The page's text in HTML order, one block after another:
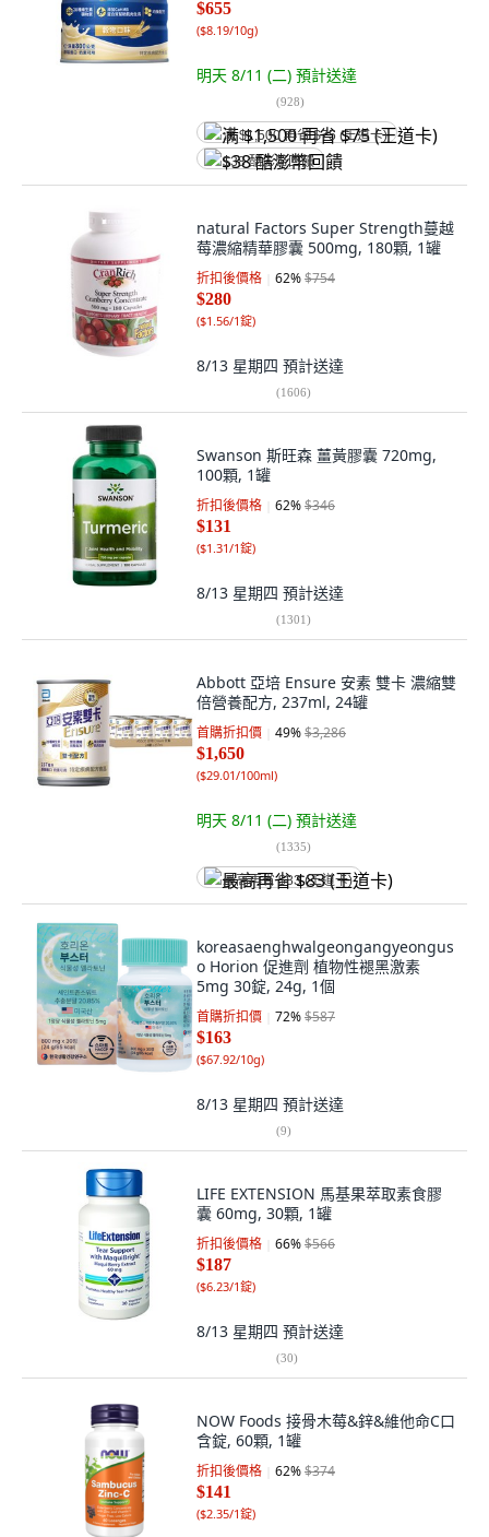
$655
($8.19/10g)
明天 8/11 (二) 預計送達
(928)
满 $1,500 再省 $75 (王道卡)
$38 酷澎幣回饋
natural Factors Super Strength蔓越
莓濃縮精華膠囊 500mg, 180顆, 1罐
折扣後價格 62%$754
$280
($1.56/1錠)
8/13 星期四 預計送達
(1606)
Swanson 斯旺森 薑黃膠囊 720mg,
100顆, 1罐
折扣後價格 62%$346
$131
($1.31/1錠)
8/13 星期四 預計送達
(1301)
Abbott 亞培 Ensure 安素 雙卡 濃縮雙
倍營養配方, 237ml, 24罐
首購折扣價 49%$3,286
$1,650
($29.01/100ml)
明天 8/11 (二) 預計送達
(1335)
最高再省 $83 (王道卡)
koreasaenghwalgeongangyeongus
o Horion 促進劑 植物性褪黑激素
5mg 30錠, 24g, 1個
首購折扣價 72%$587
$163
($67.92/10g)
8/13 星期四 預計送達
(9)
LIFE EXTENSION 馬基果萃取素食膠
囊 60mg, 30顆, 1罐
折扣後價格 66%$566
$187
($6.23/1錠)
8/13 星期四 預計送達
(30)
NOW Foods 接骨木莓&鋅&維他命C口
含錠, 60顆, 1罐
折扣後價格 62%$374
$141
($2.35/1錠)